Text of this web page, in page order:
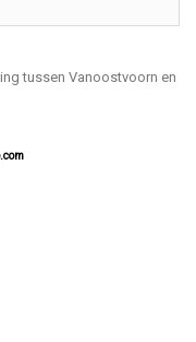
tussen Vanoostvoorn en